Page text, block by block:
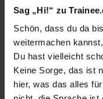
Sag „Hi!“ zu
Schön, dass du da
weitermachen
Du hast vielleicht
Keine Sorge, das ist
hier, was das alles